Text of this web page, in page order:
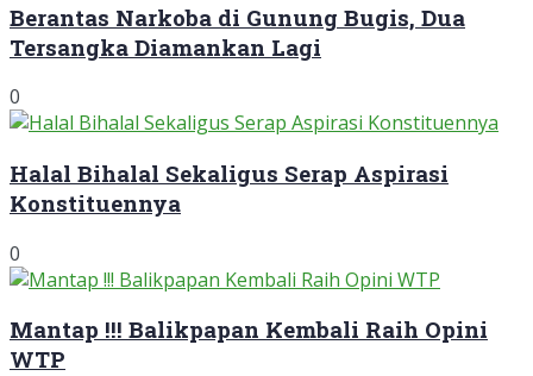
Berantas Narkoba di Gunung Bugis, Dua
Tersangka Diamankan Lagi
0
Halal Bihalal Sekaligus Serap Aspirasi
Konstituennya
0
Mantap !!! Balikpapan Kembali Raih Opini
WTP